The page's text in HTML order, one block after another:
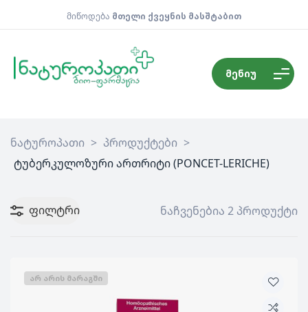
მიწოდება მთელი ქვეყნის მასშტაბით
მენიუ
ნატუროპათი > პროდუქტები >
ტუბერკულოზური ართრიტი (PONCET-LERICHE)
ფილტრი ნაჩვენებია 2 პროდუქტი
ᲐᲠ ᲐᲠᲘᲡ ᲛᲐᲠᲐᲒᲨᲘ